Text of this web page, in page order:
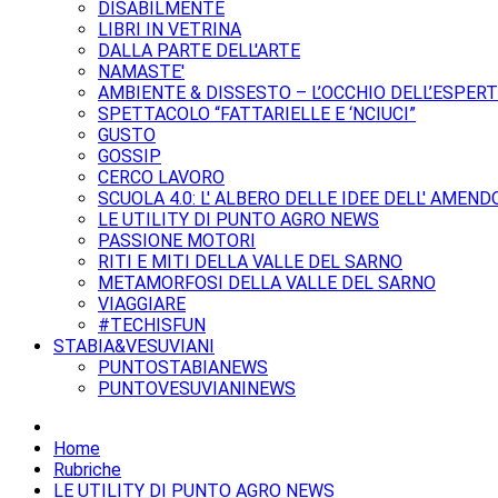
DISABILMENTE
LIBRI IN VETRINA
DALLA PARTE DELL'ARTE
NAMASTE'
AMBIENTE & DISSESTO – L’OCCHIO
SPETTACOLO “FATTARIELLE E ‘NCIUCI”
GUSTO
GOSSIP
CERCO LAVORO
SCUOLA 4.0: L' ALBERO DELLE IDEE DELL'
LE UTILITY DI PUNTO AGRO NEWS
PASSIONE MOTORI
RITI E MITI DELLA VALLE DEL SARNO
METAMORFOSI DELLA VALLE DEL SARNO
VIAGGIARE
#TECHISFUN
STABIA&VESUVIANI
PUNTOSTABIANEWS
PUNTOVESUVIANINEWS
Home
Rubriche
LE UTILITY DI PUNTO AGRO NEWS